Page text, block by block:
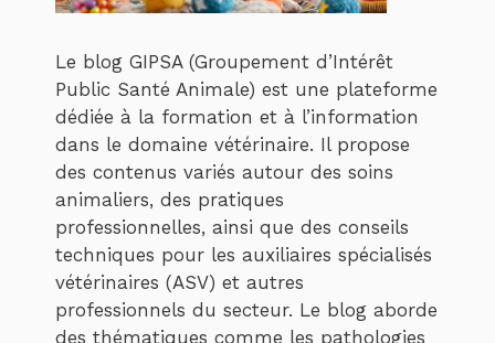
Le blog GIPSA (Groupement d’Intérêt
Public Santé Animale) est une plateforme
dédiée à la formation et à l’information
dans le domaine vétérinaire. Il propose
des contenus variés autour des soins
animaliers, des pratiques
professionnelles, ainsi que des conseils
techniques pour les auxiliaires spécialisés
vétérinaires (ASV) et autres
professionnels du secteur. Le blog aborde
des thématiques comme les pathologies